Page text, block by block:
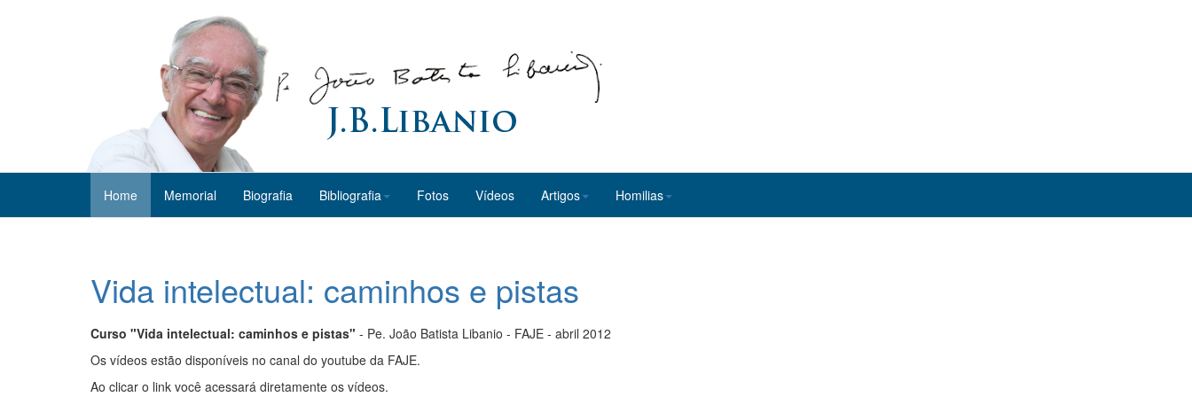
Home Memorial Biografia Bibliografia Fotos Vídeos Artigos Homilias
Vida intelectual: caminhos e pistas
Curso "Vida intelectual: caminhos e pistas" - Pe. João Batista Libanio - FAJE - abril 2012
Os vídeos estão disponíveis no canal do youtube da FAJE.
Ao clicar o link você acessará diretamente os vídeos.